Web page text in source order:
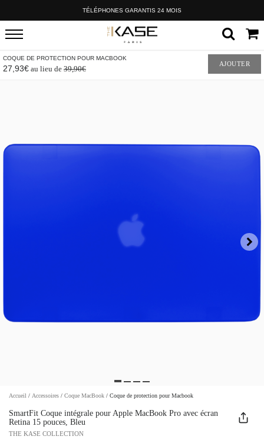
TÉLÉPHONES GARANTIS 24 MOIS
COQUE DE PROTECTION POUR MACBOOK
27,93€ au lieu de 39,90€
AJOUTER
Accueil / Accessoires / Coque MacBook / Coque de protection pour Macbook
SmartFit Coque intégrale pour Apple MacBook Pro avec écran
Retina 15 pouces, Bleu
THE KASE COLLECTION